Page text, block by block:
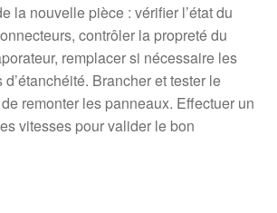
la nouvelle pièce : vérifier l’état du
contrôler la propreté du
remplacer si nécessaire les
Brancher et tester le
remonter les panneaux. Effectuer un
vitesses pour valider le bon